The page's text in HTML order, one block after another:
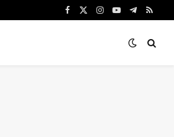
Facebook
X
Instagram
YouTube
Telegram
RSS